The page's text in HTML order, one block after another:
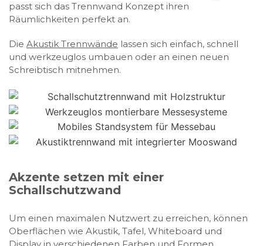
passt sich das Trennwand Konzept ihren
Räumlichkeiten perfekt an.
Die Akustik Trennwände lassen sich einfach, schnell
und werkzeuglos umbauen oder an einen neuen
Schreibtisch mitnehmen.
Akzente setzen mit einer
Schallschutzwand
Um einen maximalen Nutzwert zu erreichen, können
Oberflächen wie Akustik, Tafel, Whiteboard und